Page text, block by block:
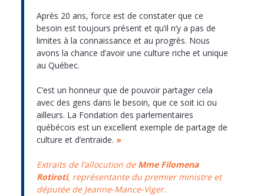
Après 20 ans, force est de constater que ce
besoin est toujours présent et qu’il n’y a pas de
limites à la connaissance et au progrès. Nous
avons la chance d’avoir une culture riche et unique
au Québec.
C’est un honneur que de pouvoir partager cela
avec des gens dans le besoin, que ce soit ici ou
ailleurs. La Fondation des parlementaires
québécois est un excellent exemple de partage de
culture et d’entraide. »
Extraits de l’allocution de Mme Filomena
Rotiroti, représentante du premier ministre et
députée de Jeanne-Mance-Viger.